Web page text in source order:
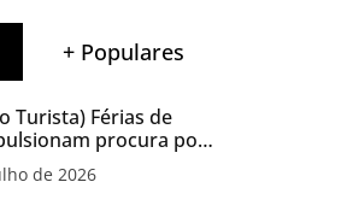
+ Populares
Turista) Férias de
procura por
em Goiás e
na hora de
de 2026